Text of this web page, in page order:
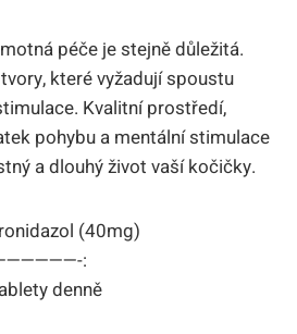
péče je stejně důležitá.
které vyžadují spoustu
Kvalitní prostředí,
pohybu a mentální stimulace
a dlouhý život vaší kočičky.
(40mg)
:
denně